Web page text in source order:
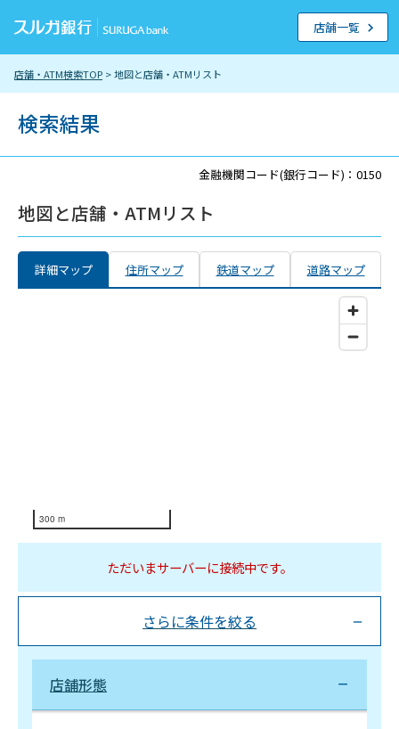
店舗・ATM検索TOP > 地図と店舗・ATMリスト
店舗一覧
検索結果
金融機関コード(銀行コード)：0150
地図と店舗・ATMリスト
詳細マップ 住所マップ 鉄道マップ 道路マップ
300 m
ただいまサーバーに接続中です。
さらに条件を絞る
店舗形態